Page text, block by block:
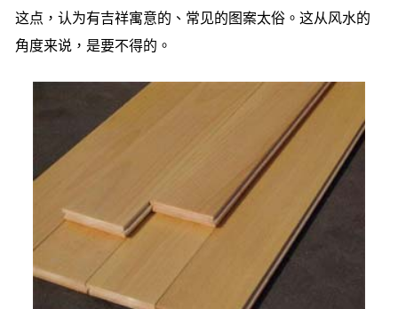
这点，认为有吉祥寓意的、常见的图案太俗。这从风水的
角度来说，是要不得的。